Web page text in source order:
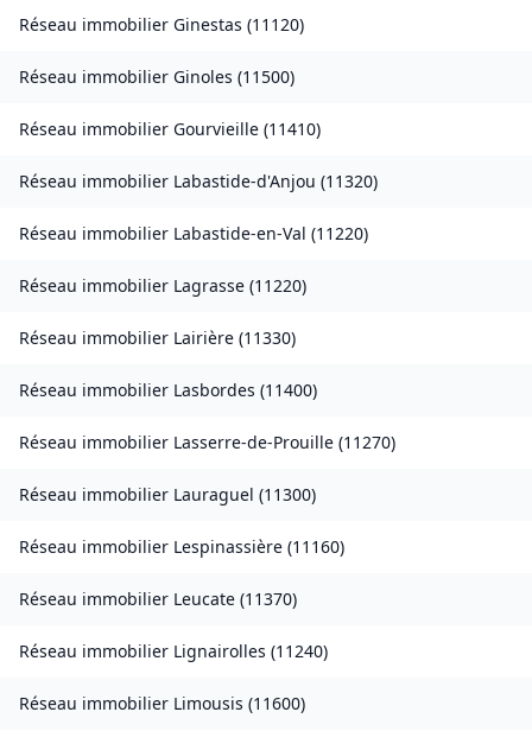
Réseau immobilier Ginestas (11120)
Réseau immobilier Ginoles (11500)
Réseau immobilier Gourvieille (11410)
Réseau immobilier Labastide-d'Anjou (11320)
Réseau immobilier Labastide-en-Val (11220)
Réseau immobilier Lagrasse (11220)
Réseau immobilier Lairière (11330)
Réseau immobilier Lasbordes (11400)
Réseau immobilier Lasserre-de-Prouille (11270)
Réseau immobilier Lauraguel (11300)
Réseau immobilier Lespinassière (11160)
Réseau immobilier Leucate (11370)
Réseau immobilier Lignairolles (11240)
Réseau immobilier Limousis (11600)